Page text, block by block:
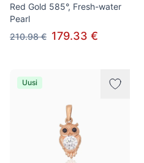
Red Gold 585°, Fresh-water
Pearl
210.98 € 179.33 €
Uusi